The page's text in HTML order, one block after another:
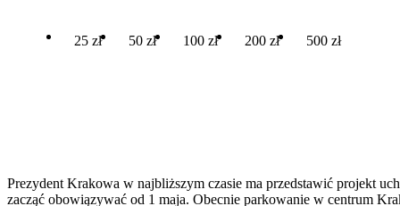
25 zł 50 zł 100 zł 200 zł 500 zł
Prezydent Krakowa w najbliższym czasie ma przedstawić projekt
zacząć obowiązywać od 1 maja. Obecnie parkowanie w centrum